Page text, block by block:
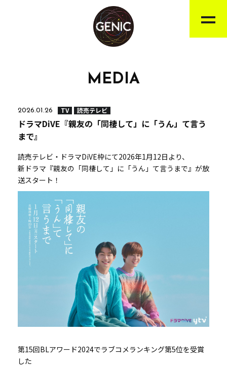
MEDIA
2026.01.26 TV 読売テレビ
ドラマDiVE『親友の「同棲して」に「うん」て言う
まで』
読売テレビ・ドラマDiVE枠にて2026年1月12日より、
新ドラマ『親友の「同棲して」に「うん」て言うまで』が放
送スタート！
第15回BLアワード2024でラブコメランキング第5位を受賞
した